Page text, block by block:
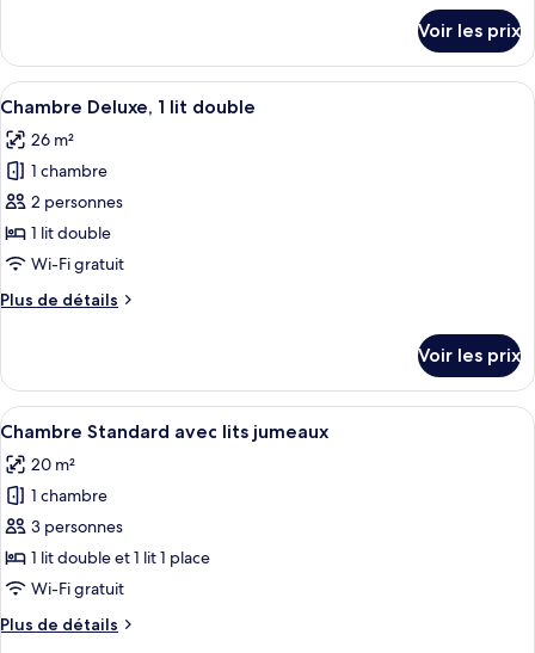
le
type
de
Suite
Voir les prix
Afficher
toutes
les
photos
pour
ce
type
chambre :
lit
double
Une chambre d’hôtel moderne
14
Chambre Deluxe, 1 lit double
26 m²
1 chambre
2 personnes
1 lit double
Wi-Fi gratuit
Plus de détails
Plus
le
type
de
Chambre
Deluxe,
lit
double
Voir les prix
Afficher
toutes
les
photos
pour
ce
type
chambre :
Une chambre d’hôtel avec deux
9
Chambre Standard avec lits jumeaux
20 m²
1 chambre
3 personnes
1 lit double et 1 lit 1 place
Wi-Fi gratuit
Plus de détails
Plus